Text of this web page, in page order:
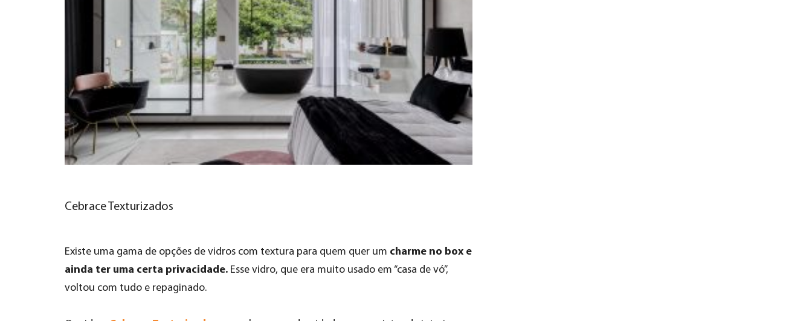
Cebrace Texturizados
Existe uma gama de opções de vidros com textura para quem quer um charme no box e
ainda ter uma certa privacidade. Esse vidro, que era muito usado em “casa de vó”,
voltou com tudo e repaginado.